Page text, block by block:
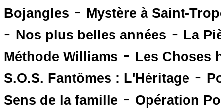
Bojangles - Mystère à Saint-
- Nos plus belles années - La
Méthode Williams - Les Choses
S.O.S. Fantômes : L'Héritage -
Sens de la famille - Opération